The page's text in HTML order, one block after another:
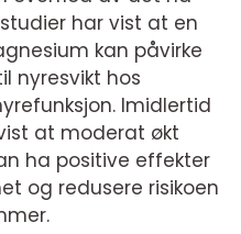
har vist at en
kan påvirke
nyresvikt hos
Imidlertid
at moderat økt
ha positive effekter
og redusere risikoen